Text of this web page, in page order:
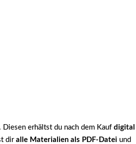
. Diesen erhältst du nach dem Kauf digital
dir alle Materialien als PDF-Datei und